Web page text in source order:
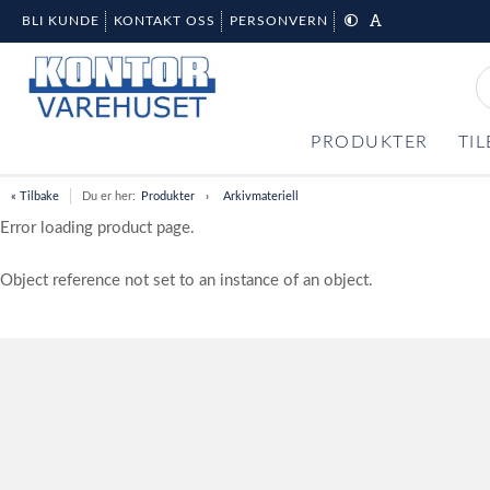
BLI KUNDE KONTAKT OSS PERSONVERN
PRODUKTER
« Tilbake Du er her: Produkter Arkivmateriell
Error loading product page.
Object reference not set to an instance of an object.